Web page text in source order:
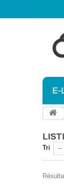
E-
Tri --